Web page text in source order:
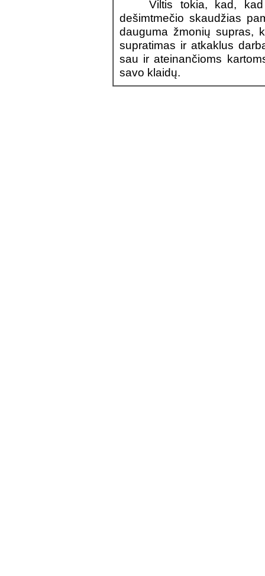
Viltis tokia, kad, kad
dešimtmečio skaudžias
dauguma žmonių supras,
supratimas ir atkaklus
sau ir ateinančioms
savo klaidų.